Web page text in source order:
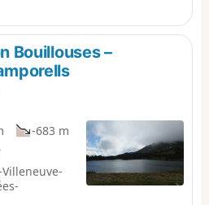
– eine
der Strecke
mit der
einige
der
einem
Meisterwerk
Bouillouses –
-683 m